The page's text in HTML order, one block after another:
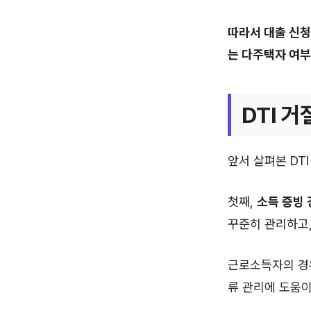
따라서 대출 신
는 다주택자 여
DTI 거
앞서 살펴본
첫째, 소득 증빙
꾸준히 관리하
근로소득자의
류 관리에 도움